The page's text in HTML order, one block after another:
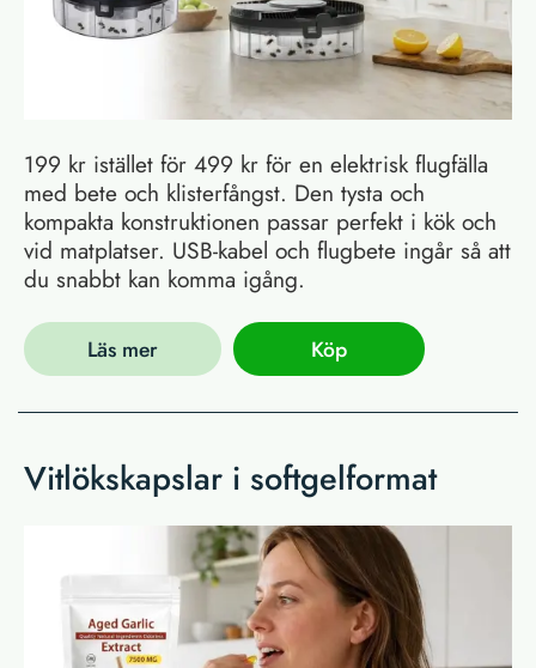
199 kr istället för 499 kr för en elektrisk flugfälla
med bete och klisterfångst. Den tysta och
kompakta konstruktionen passar perfekt i kök och
vid matplatser. USB-kabel och flugbete ingår så att
du snabbt kan komma igång.
Läs mer Köp
Vitlökskapslar i softgelformat